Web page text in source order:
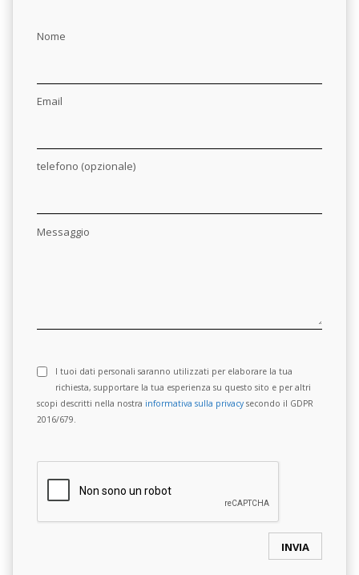
Nome
Email
telefono (opzionale)
Messaggio
I tuoi dati personali saranno utilizzati per elaborare la tua
richiesta, supportare la tua esperienza su questo sito e per altri
scopi descritti nella nostra informativa sulla privacy secondo il GDPR
2016/679.